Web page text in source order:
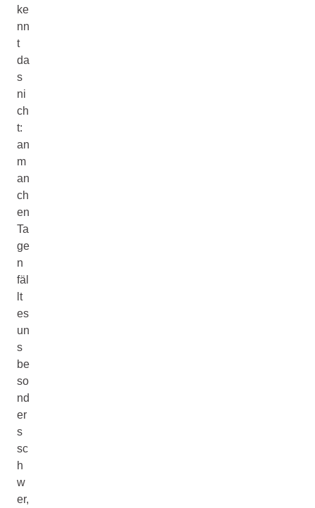
ke
nn
t
da
s
ni
ch
t:
an
m
an
ch
en
Ta
ge
n
fäl
lt
es
un
s
be
so
nd
er
s
sc
h
w
er,